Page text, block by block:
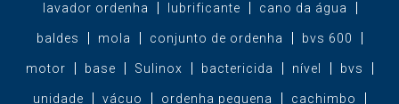
lavador ordenha lubrificante cano da água
baldes mola conjunto de ordenha bvs 600
motor base Sulinox bactericida nível bvs
unidade vácuo ordenha pequena cachimbo